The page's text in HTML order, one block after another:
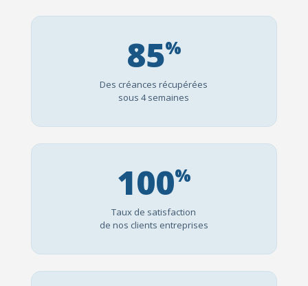
85%
Des créances récupérées
sous 4 semaines
100%
Taux de satisfaction
de nos clients entreprises